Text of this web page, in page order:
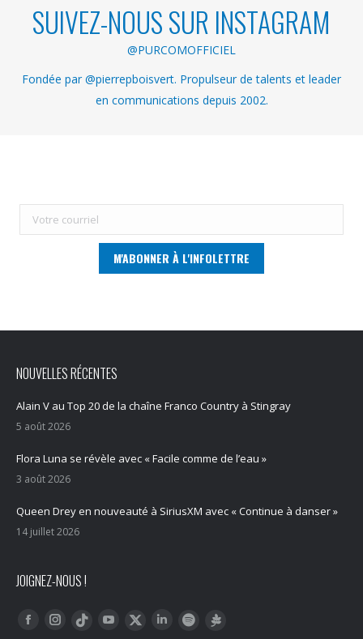
SUIVEZ-NOUS SUR INSTAGRAM
@PURCOMOFFICIEL
Fondée par @pierrepboisvert. Propulseur de talents et leader
en communications depuis 2002.
NOUVELLES RÉCENTES
Alain V au Top 20 de la chaîne Franco Country à Stingray
5 août 2026
Flora Luna se révèle avec « Facile comme de l’eau »
3 août 2026
Queen Drey en nouveauté à SiriusXM avec « Continue à danser »
14 juillet 2026
JOIGNEZ-NOUS !
Trouvez nous sur :
FacebookInstagram
Tiktok YouTubeTwitter LinkedInSpotify